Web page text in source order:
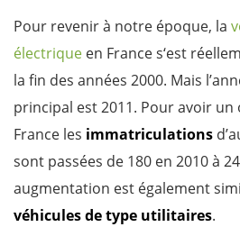
Pour revenir à notre époque, la
électrique en France s‘est
la fin des années 2000. Mais
principal est 2011. Pour avoir un
France les immatriculations
sont passées de 180 en 2010 à
augmentation est également
véhicules de type utilitaires.